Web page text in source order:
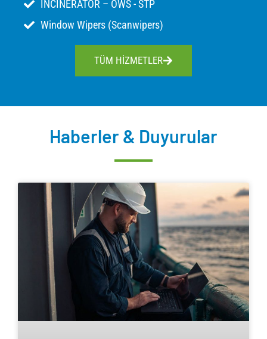
INCINERATOR – OWS - STP
Window Wipers (Scanwipers)
TÜM HİZMETLER
Haberler & Duyurular